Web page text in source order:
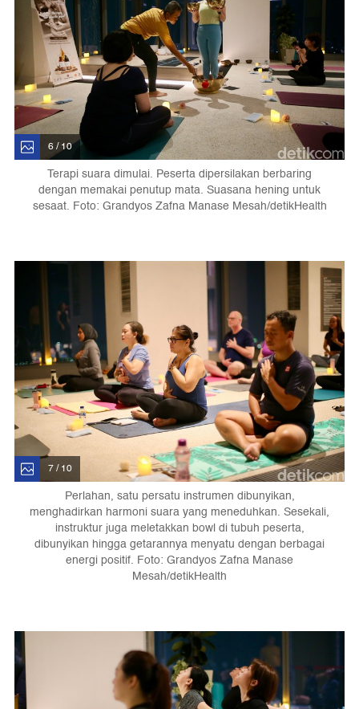
6 / 10
Terapi suara dimulai. Peserta dipersilakan berbaring
dengan memakai penutup mata. Suasana hening untuk
sesaat. Foto: Grandyos Zafna Manase Mesah/detikHealth
7 / 10
Perlahan, satu persatu instrumen dibunyikan,
menghadirkan harmoni suara yang meneduhkan. Sesekali,
instruktur juga meletakkan bowl di tubuh peserta,
dibunyikan hingga getarannya menyatu dengan berbagai
energi positif. Foto: Grandyos Zafna Manase
Mesah/detikHealth